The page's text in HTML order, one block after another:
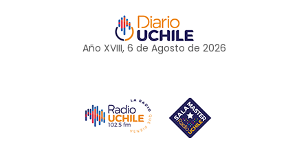
Año XVIII, 6 de Agosto de 2026